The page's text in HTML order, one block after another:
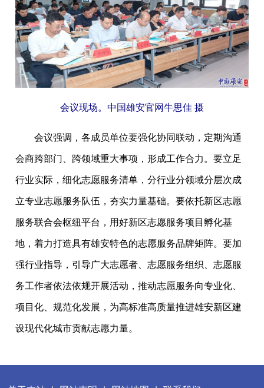
会议现场。中国雄安官网牛思佳 摄
会议强调，各成员单位要强化协同联动，定期沟通
会商跨部门、跨领域重大事项，形成工作合力。要立足
行业实际，细化志愿服务清单，分行业分领域分层次成
立专业志愿服务队伍，夯实力量基础。要依托新区志愿
服务联合会枢纽平台，用好新区志愿服务项目孵化基
地，着力打造具有雄安特色的志愿服务品牌矩阵。要加
强行业指导，引导广大志愿者、志愿服务组织、志愿服
务工作者依法依规开展活动，推动志愿服务向专业化、
项目化、规范化发展，为高标准高质量推进雄安新区建
设现代化城市贡献志愿力量。